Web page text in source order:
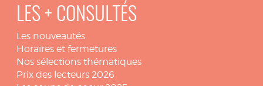
LES + CONSULTÉS
Les nouveautés
Horaires et fermetures
Nos sélections thématiques
Prix des lecteurs 2026